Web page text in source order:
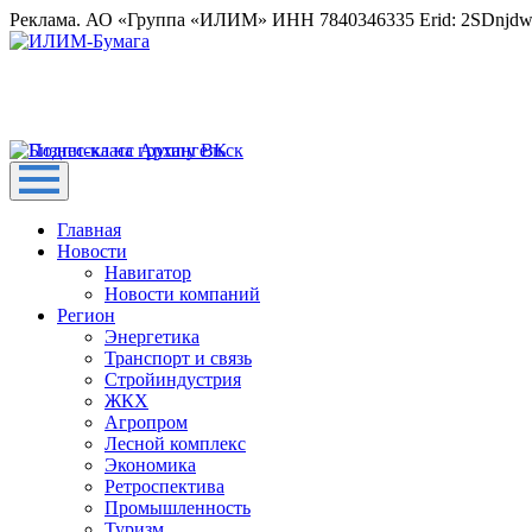
Реклама. АО «Группа «ИЛИМ» ИНН 7840346335 Erid:
Главная
Новости
Навигатор
Новости компаний
Регион
Энергетика
Транспорт и связь
Стройиндустрия
ЖКХ
Агропром
Лесной комплекс
Экономика
Ретроспектива
Промышленность